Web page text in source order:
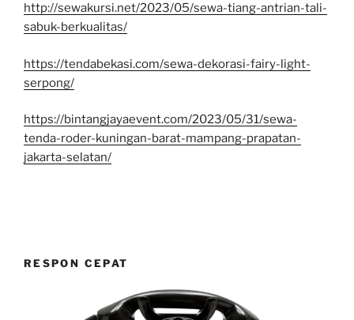
http://sewakursi.net/2023/05/sewa-tiang-antrian-tali-
sabuk-berkualitas/
https://tendabekasi.com/sewa-dekorasi-fairy-light-
serpong/
https://bintangjayaevent.com/2023/05/31/sewa-
tenda-roder-kuningan-barat-mampang-prapatan-
jakarta-selatan/
RESPON CEPAT